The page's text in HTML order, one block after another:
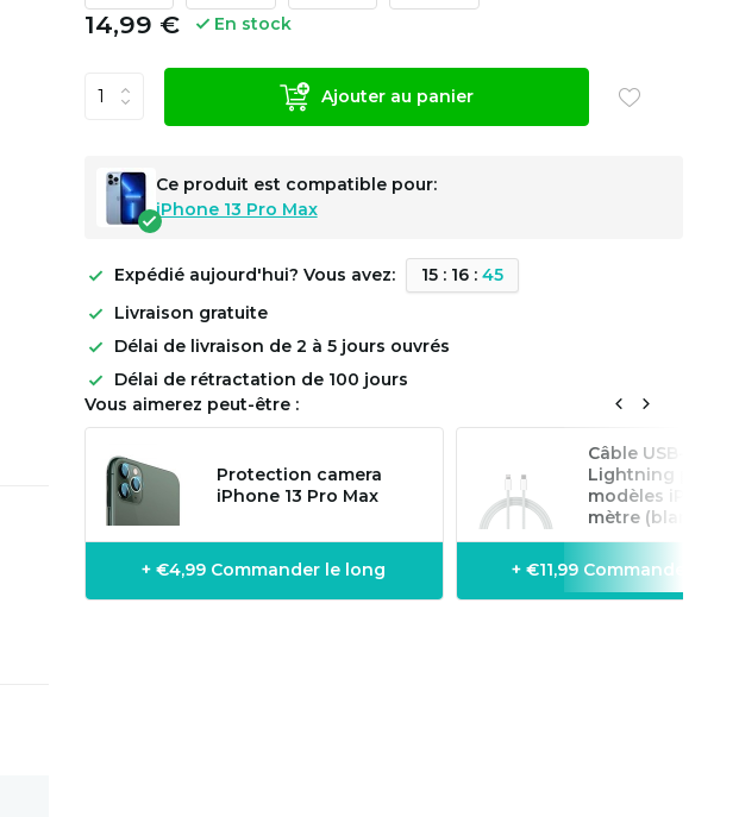
14,99 € En stock
Ajouter au panier
Ce produit est compatible pour:
iPhone 13 Pro Max
Expédié aujourd'hui? Vous avez: 15: 16: 45
Livraison gratuite
Délai de livraison de 2 à 5 jours ouvrés
Délai de rétractation de 100 jours
Vous aimerez peut-être :
Protection camera
iPhone 13 Pro Max
+ €4,99 Commander le long
Câble USB-C vers
Lightning pour
modèles iPhone
mètre (blanc)
+ €11,99 Commander le